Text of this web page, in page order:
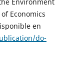
Economics
en
do-